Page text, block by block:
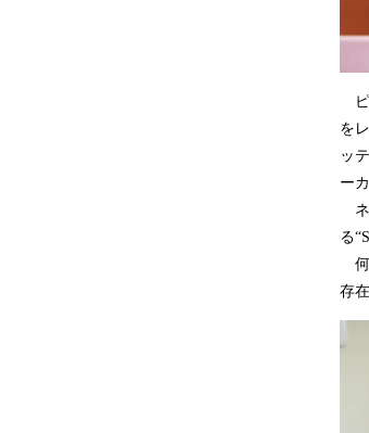
ピ
を
ッ
ー
ネ
る
何
存